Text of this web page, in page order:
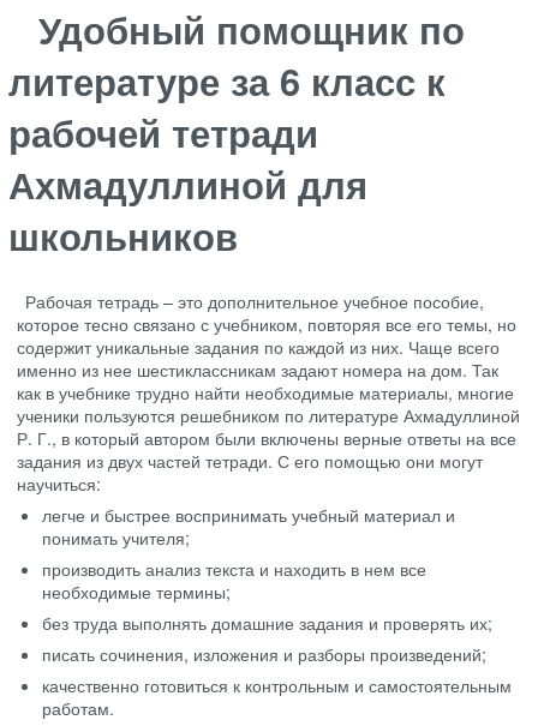
Удобный помощник по
литературе за 6 класс к
рабочей тетради
Ахмадуллиной для
школьников
Рабочая тетрадь – это дополнительное учебное пособие,
которое тесно связано с учебником, повторяя все его темы, но
содержит уникальные задания по каждой из них. Чаще всего
именно из нее шестиклассникам задают номера на дом. Так
как в учебнике трудно найти необходимые материалы, многие
ученики пользуются решебником по литературе Ахмадуллиной
Р. Г., в который автором были включены верные ответы на все
задания из двух частей тетради. С его помощью они могут
научиться:
легче и быстрее воспринимать учебный материал и
понимать учителя;
производить анализ текста и находить в нем все
необходимые термины;
без труда выполнять домашние задания и проверять их;
писать сочинения, изложения и разборы произведений;
качественно готовиться к контрольным и самостоятельным
работам.